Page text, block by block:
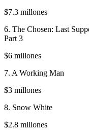
$7.3 millones
6. The Chosen: Last
Part 3
$6 millones
7. A Working Man
$3 millones
8. Snow White
$2.8 millones